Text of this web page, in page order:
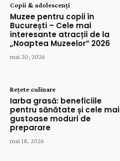
Copii & adolescenți
Muzee pentru copii în
București – Cele mai
interesante atracții de la
„Noaptea Muzeelor” 2026
mai 20, 2026
Rețete culinare
Iarba grasă: beneficiile
pentru sănătate și cele mai
gustoase moduri de
preparare
mai 18, 2026